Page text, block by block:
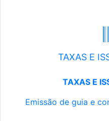
TAXAS E
TAXAS E
Emissão de guia e